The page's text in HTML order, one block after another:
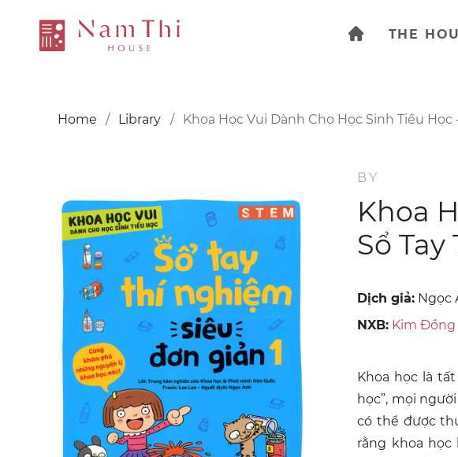
THE
Home Library Khoa Học Vui Dành Cho Học Sinh Tiểu Học
BY
Khoa
Sổ
Dịch giả: Ngọc
NXB: Kim Đồng
Khoa học là
học”, mọi
có thể được
rằng khoa